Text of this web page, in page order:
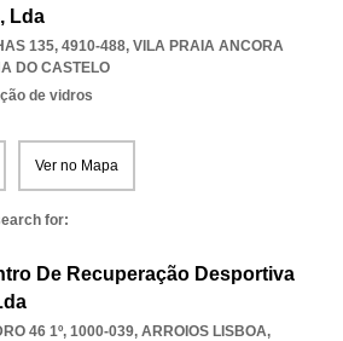
Lda
135, 4910-488, VILA PRAIA ANCORA
DO CASTELO
de vidros
Ver no Mapa
for:
De Recuperação Desportiva
46 1º, 1000-039, ARROIOS LISBOA,